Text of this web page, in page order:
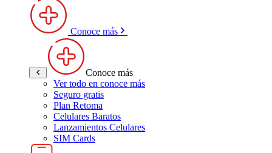
Conoce más
Conoce más
Ver todo en conoce más
Seguro gratis
Plan Retoma
Celulares Baratos
Lanzamientos Celulares
SIM Cards